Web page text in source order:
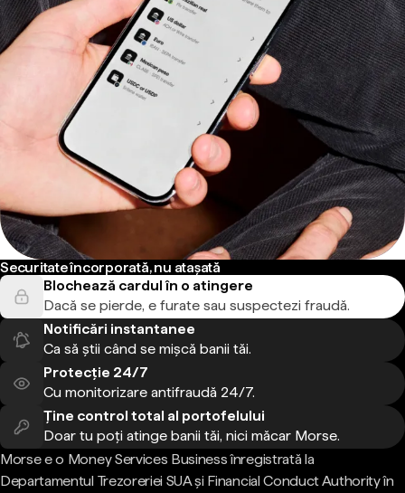
Securitate încorporată, nu atașată
Blochează cardul în o atingere
Dacă se pierde, e furate sau suspectezi fraudă.
Notificări instantanee
Ca să știi când se mișcă banii tăi.
Protecție 24/7
Cu monitorizare antifraudă 24/7.
Ține control total al portofelului
Doar tu poți atinge banii tăi, nici măcar Morse.
Morse e o Money Services Business înregistrată la
Departamentul Trezoreriei SUA și Financial Conduct Authority în